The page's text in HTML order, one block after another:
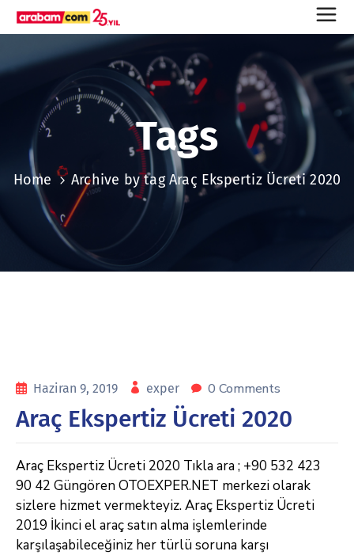
Tags
Home Archive by tag Araç Ekspertiz Ücreti 2020
Haziran 9, 2019 exper 0 Comments
Araç Ekspertiz Ücreti 2020
Araç Ekspertiz Ücreti 2020 Tıkla ara ; +90 532 423
90 42 Güngören OTOEXPER.NET merkezi olarak
sizlere hizmet vermekteyiz. Araç Ekspertiz Ücreti
2019 İkinci el araç satın alma işlemlerinde
karşılaşabileceğiniz her türlü soruna karşı